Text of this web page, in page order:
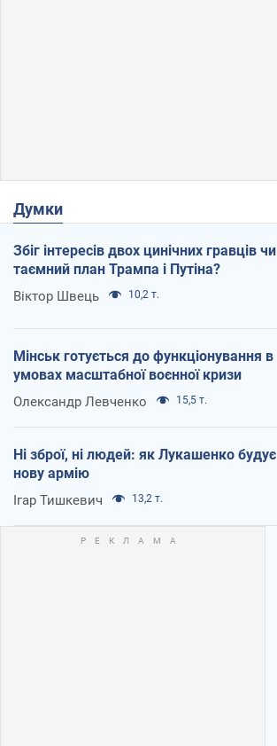
Думки
Збіг інтересів двох цинічних гравців чи
таємний план Трампа і Путіна?
Віктор Швець 10,2 т.
Мінськ готується до функціонування в
умовах масштабної воєнної кризи
Олександр Левченко 15,5 т.
Ні зброї, ні людей: як Лукашенко будує
нову армію
Ігар Тишкевич 13,2 т.